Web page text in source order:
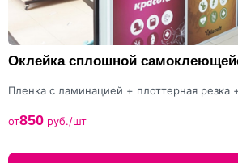
Оклейка сплошной
Пленка с ламинацией + плоттерная резка
от850 руб./шт